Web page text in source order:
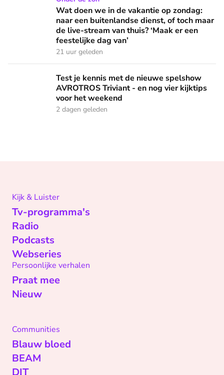
Wat doen we in de vakantie op zondag:
naar een buitenlandse dienst, of toch maar
de live-stream van thuis? ‘Maak er een
feestelijke dag van’
21 uur geleden
Test je kennis met de nieuwe spelshow AVROTROS
Test je kennis met de nieuwe spelshow
AVROTROS Triviant - en nog vier kijktips
voor het weekend
2 dagen geleden
Kijk & Luister
Tv-programma's
Radio
Podcasts
Webseries
Persoonlijke verhalen
Praat mee
Nieuw
Communities
Blauw bloed
BEAM
DIT